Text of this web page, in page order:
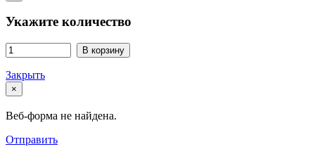
Укажите количество
В корзину
Закрыть
×
Веб-форма не найдена.
Отправить